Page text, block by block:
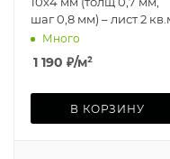
шаг 0,8 мм) – лист 2
Много
1 190 ₽/м²
В КОРЗИНУ